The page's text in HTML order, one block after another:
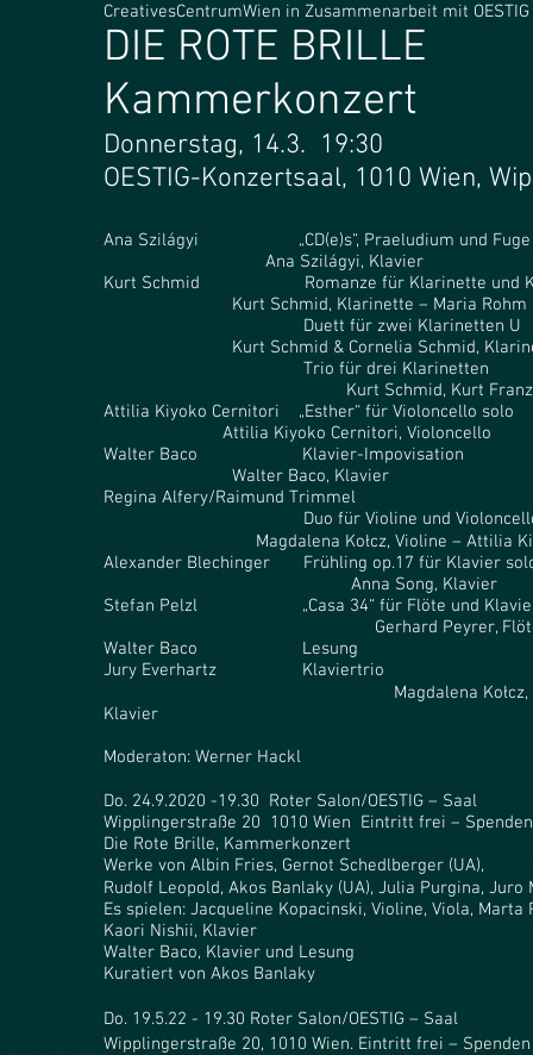
CreativesCentrumWien in Zusammenarbeit mit OESTIG
DIE ROTE BRILLE
Kammerkonzert
Donnerstag, 14.3. 19:30
OESTIG-Konzertsaal, 1010 Wien,
Ana Szilágyi „CD(e)s“,
Ana Szilágyi, Klavier
Kurt Schmid Romanze für
Kurt Schmid, Klarinette – Maria Rohm
Duett für zwei
Kurt Schmid & Cornelia Schmid,
Trio für drei
Kurt Schmid, Kurt Franz Schmid &
Attilia Kiyoko Cernitori
Attilia Kiyoko Cernitori, Violoncello
Walter Baco
Walter Baco, Klavier
Regina Alfery/Raimund Trimmel
Duo für Violine
Magdalena Kołcz, Violine – Attilia
Alexander Blechinger
Anna Song, Klavier
Stefan Pelzl „Casa 34“ für Flöte und
Gerhard Peyrer, Flöte –
Walter
Jury Everhartz
Magdalena Kołcz, Viol. – Josef
Klavier
Moderaton:
Do. 24.9.2020 -19.30 Roter Salon/OESTIG – Saal
Wipplingerstraße 20 1010 Wien Eintritt frei –
Die Rote Brille, Kammerkonzert
Werke von Albin Fries, Gernot Schedlberger (UA),
Rudolf Leopold, Akos Banlaky (UA), Julia Purgina, Juro
Es spielen: Jacqueline Kopacinski, Violine, Viola,
Kaori Nishii, Klavier
Walter Baco, Klavier und Lesung
Kuratiert von Akos Banlaky
Do. 19.5.22 - 19.30 Roter Salon/OESTIG – Saal
Wipplingerstraße 20, 1010 Wien. Eintritt frei –